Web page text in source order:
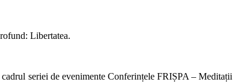
Libertatea.
seriei de evenimente Conferințele FRIȘPA – Meditații